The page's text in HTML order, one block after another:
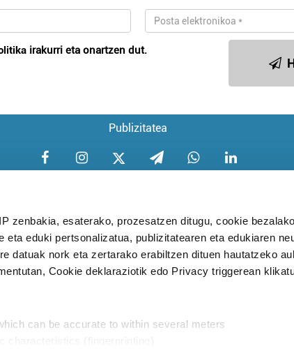
zenbakia, esaterako, prozesatzen ditugu, cookie
eduki pertsonalizatua, publizitatearen eta edukiaren
datuak nork eta zertarako erabiltzen dituen hautatzeko
Cookie deklaraziotik edo Privacy triggerean
can be accurate to within several meters
irakurri eta onartzen dut.
Publizitatea
Aniztasun politika Pribatutasun